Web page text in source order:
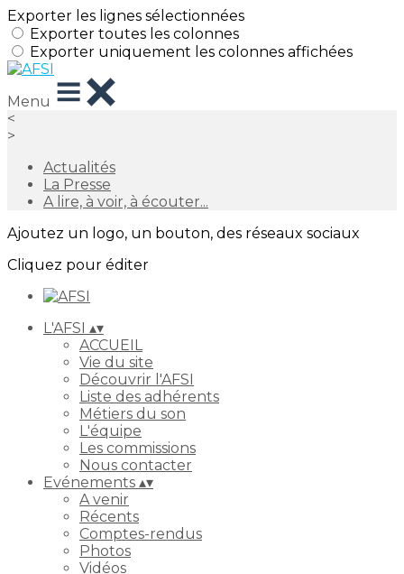
Exporter les lignes sélectionnées
Exporter toutes les colonnes
Exporter uniquement les colonnes affichées
Menu
<
>
Actualités
La Presse
A lire, à voir, à écouter...
Ajoutez un logo, un bouton, des réseaux sociaux
Cliquez pour éditer
L'AFSI ▴▾
ACCUEIL
Vie du site
Découvrir l'AFSI
Liste des adhérents
Métiers du son
L'équipe
Les commissions
Nous contacter
Evénements ▴▾
A venir
Récents
Comptes-rendus
Photos
Vidéos